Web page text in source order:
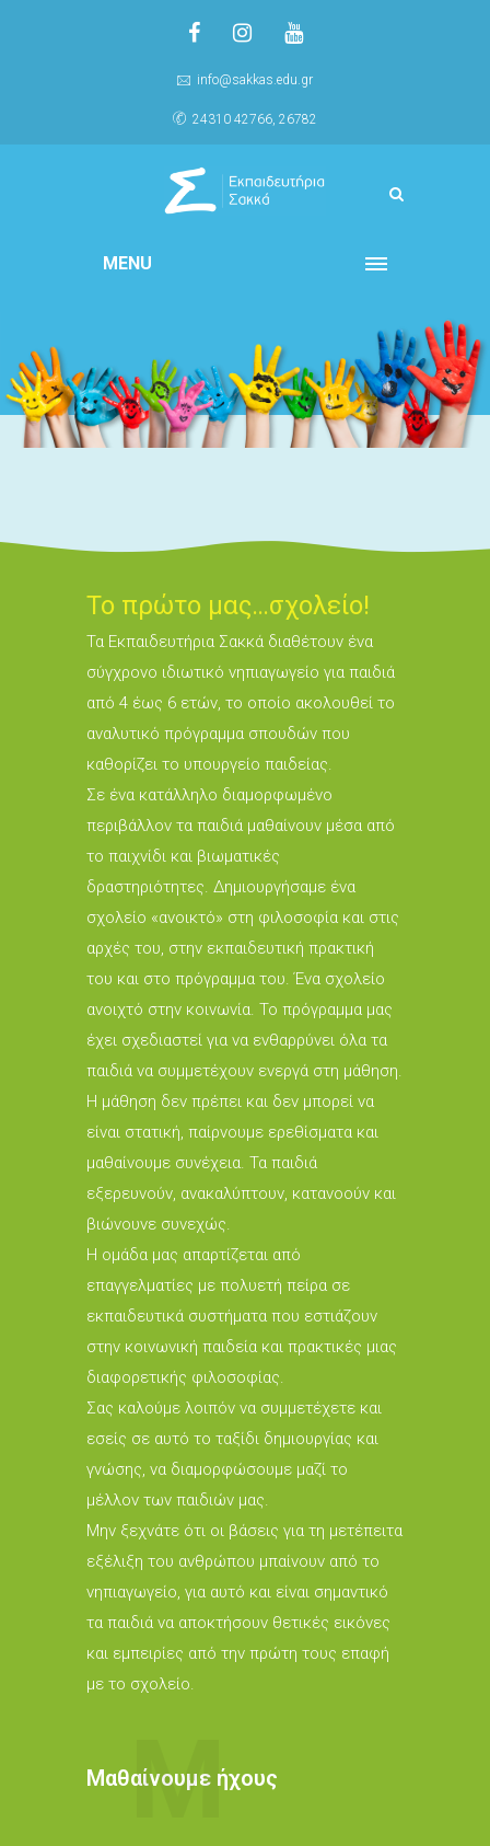
info@sakkas.edu.gr
24310 42766, 26782
MENU
Το πρώτο μας…σχολείο!
Τα Εκπαιδευτήρια Σακκά διαθέτουν ένα
σύγχρονο ιδιωτικό νηπιαγωγείο για παιδιά
από 4 έως 6 ετών, το οποίο ακολουθεί το
αναλυτικό πρόγραμμα σπουδών που
καθορίζει το υπουργείο παιδείας.
Σε ένα κατάλληλο διαμορφωμένο
περιβάλλον τα παιδιά μαθαίνουν μέσα από
το παιχνίδι και βιωματικές
δραστηριότητες. Δημιουργήσαμε ένα
σχολείο «ανοικτό» στη φιλοσοφία και στις
αρχές του, στην εκπαιδευτική πρακτική
του και στο πρόγραμμα του. Ένα σχολείο
ανοιχτό στην κοινωνία. Το πρόγραμμα μας
έχει σχεδιαστεί για να ενθαρρύνει όλα τα
παιδιά να συμμετέχουν ενεργά στη μάθηση.
Η μάθηση δεν πρέπει και δεν μπορεί να
είναι στατική, παίρνουμε ερεθίσματα και
μαθαίνουμε συνέχεια. Τα παιδιά
εξερευνούν, ανακαλύπτουν, κατανοούν και
βιώνουνε συνεχώς.
Η ομάδα μας απαρτίζεται από
επαγγελματίες με πολυετή πείρα σε
εκπαιδευτικά συστήματα που εστιάζουν
στην κοινωνική παιδεία και πρακτικές μιας
διαφορετικής φιλοσοφίας.
Σας καλούμε λοιπόν να συμμετέχετε και
εσείς σε αυτό το ταξίδι δημιουργίας και
γνώσης, να διαμορφώσουμε μαζί το
μέλλον των παιδιών μας.
Μην ξεχνάτε ότι οι βάσεις για τη μετέπειτα
εξέλιξη του ανθρώπου μπαίνουν από το
νηπιαγωγείο, για αυτό και είναι σημαντικό
τα παιδιά να αποκτήσουν θετικές εικόνες
και εμπειρίες από την πρώτη τους επαφή
με το σχολείο.
M
Mαθαίνουμε ήχους